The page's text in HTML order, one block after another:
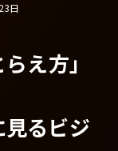
日
え方」
るビジ